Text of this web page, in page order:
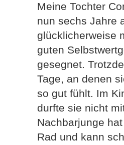
Meine Tochter
nun sechs Jahre
glücklicherweise
guten
gesegnet.
Tage, an denen
so gut fühlt. Im
durfte sie nicht
Nachbarjunge
Rad und kann